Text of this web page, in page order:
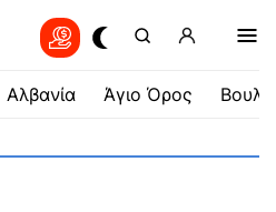
Αλβανία Άγιο Όρος